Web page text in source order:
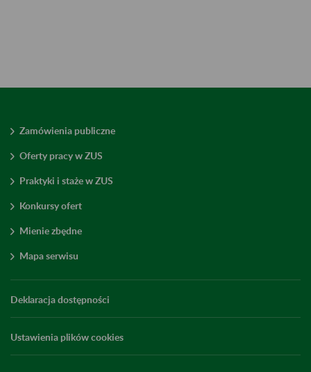
Zamówienia publiczne
Oferty pracy w ZUS
Praktyki i staże w ZUS
Konkursy ofert
Mienie zbędne
Mapa serwisu
Deklaracja dostępności
Ustawienia plików cookies